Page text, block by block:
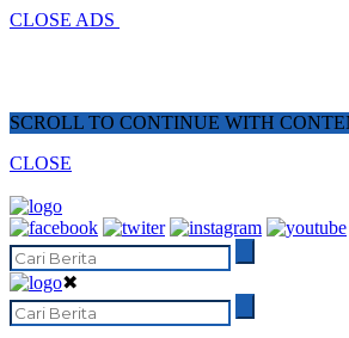
CLOSE ADS
SCROLL TO CONTINUE WITH
CLOSE
✖